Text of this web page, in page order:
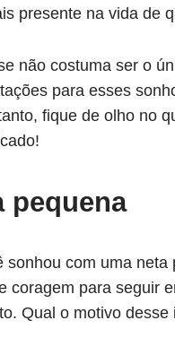
presente na vida de
não costuma ser o
para esses
fique de olho no
pequena
sonhou com uma
coragem para seguir
Qual o motivo